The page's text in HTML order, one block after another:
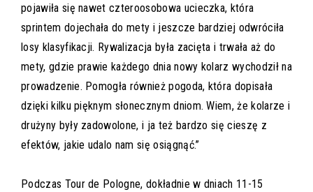
pojawiła się nawet czteroosobowa ucieczka, która
sprintem dojechała do mety i jeszcze bardziej odwróciła
losy klasyfikacji. Rywalizacja była zacięta i trwała aż do
mety, gdzie prawie każdego dnia nowy kolarz wychodził na
prowadzenie. Pomogła również pogoda, która dopisała
dzięki kilku pięknym słonecznym dniom. Wiem, że kolarze i
drużyny były zadowolone, i ja też bardzo się cieszę z
efektów, jakie udalo nam się osiągnąć.”
Podczas Tour de Pologne, dokładnie w dniach 11-15